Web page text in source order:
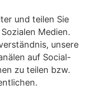
und teilen Sie
Medien.
unsere
auf Social-
zu teilen bzw.